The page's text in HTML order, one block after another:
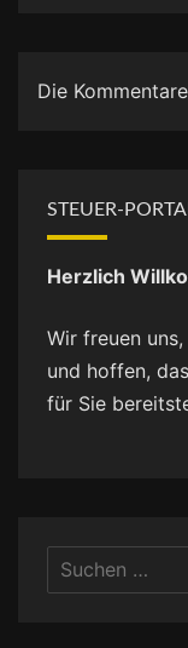
Die
STEUER-
Herzlich
Wir freuen
und hoffen,
für Sie
Suchen
nach: